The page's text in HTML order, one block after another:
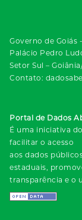
Governo de Goiás
Palácio Pedro
Setor Sul –
Contato:
Portal de Dados
É uma iniciativa
facilitar o acesso
aos dados
estaduais,
transparência e o